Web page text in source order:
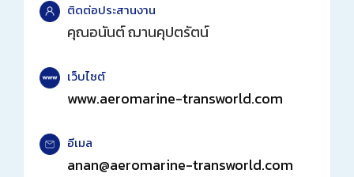
ติดต่อประสานงาน
คุณอนันต์ ฌานคุปตรัตน์
เว็บไซต์
www.aeromarine-transworld.com
อีเมล
anan@aeromarine-transworld.com